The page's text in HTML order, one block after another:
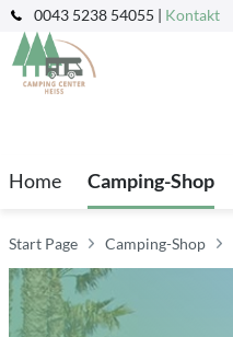
0043 5238 54055 | Kontakt
Home Camping-Shop
Start Page Camping-Shop